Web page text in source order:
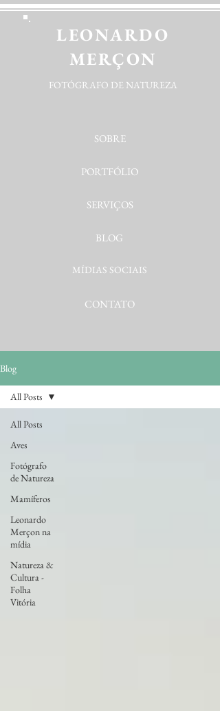
LEONARDO
MERÇON
FOTÓGRAFO DE NATUREZA
SOBRE
PORTFÓLIO
SERVIÇOS
BLOG
MÍDIAS SOCIAIS
CONTATO
Blog
All Posts
Aves
Fotógrafo
de Natureza
Mamíferos
Leonardo
Merçon na
mídia
Natureza &
Cultura -
Folha
Vitória
All Posts